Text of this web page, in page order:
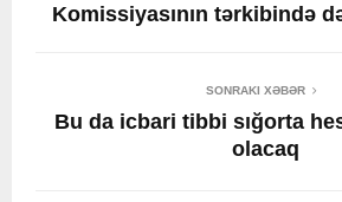
Komissiyasının tərkibində
SONRAKI XƏBƏR
Bu da icbari tibbi sığorta
olacaq